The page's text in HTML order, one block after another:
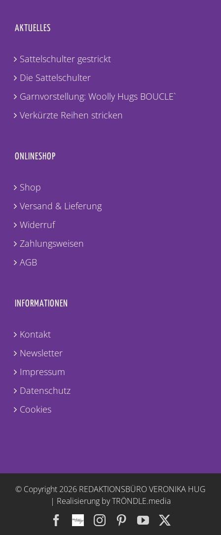
AKTUELLES
Sattelschulter gestrickt
Die Sattelschulter
Garnvorstellung: Woolly Hugs BOUCLE`
Verkürzte Reihen stricken
ONLINESHOP
Shop
Versand & Lieferung
Widerruf
Zahlungsweisen
AGB
INFORMATIONEN
Kontakt
Newsletter
Impressum
Datenschutz
Cookies
© Copyright 2026 REDAKTIONSBÜRO VERONIKA HUG
| Realisierung by TRÖNDLE.media
Facebook